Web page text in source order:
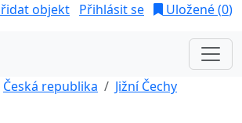
objekt Přihlásit se Uložené (0)
Česká republika
Jižní Čechy